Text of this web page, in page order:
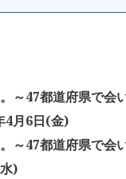
～47都道府県で会
4月6日(金)
～47都道府県で会
)